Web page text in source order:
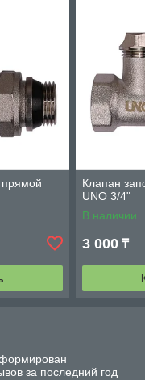
Клапан
UNO 3/4"
В наличии
3 000 ₸
за последний год